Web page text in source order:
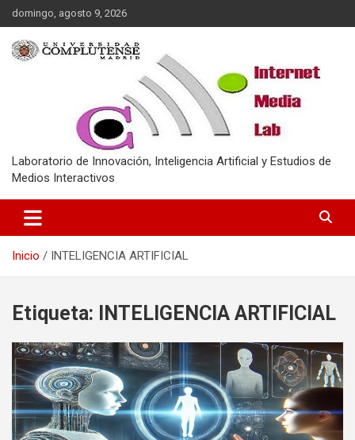
Saltar
al
contenido
domingo, agosto 9, 2026
Laboratorio de Innovación, Inteligencia Artificial y Estudios de
Medios Interactivos
Inicio INTELIGENCIA ARTIFICIAL
Etiqueta: INTELIGENCIA ARTIFICIAL